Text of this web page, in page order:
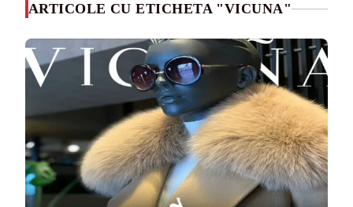
ARTICOLE CU ETICHETA "VICUNA"